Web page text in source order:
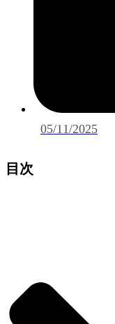
05/11/2025
目次